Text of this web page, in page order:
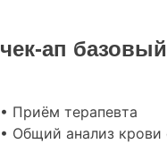
чек-ап базовый
• Приём терапевта
• Общий анализ